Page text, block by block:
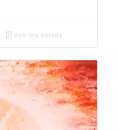
Voir les détails